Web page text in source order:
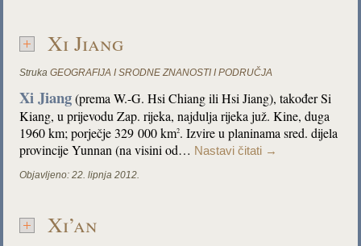
Xi Jiang
Struka GEOGRAFIJA I SRODNE ZNANOSTI I PODRUČJA
Xi Jiang(prema W.-G. Hsi Chiang ili Hsi Jiang), također Si
Kiang, u prijevodu Zap. rijeka, najdulja rijeka juž. Kine, duga
1960 km; porječje 329 000 km2. Izvire u planinama sred. dijela
provincije Yunnan (na visini od… Nastavi čitati →
Objavljeno: 22. lipnja 2012.
Xi’an